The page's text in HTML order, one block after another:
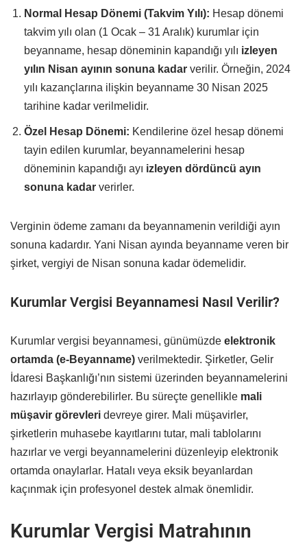
Normal Hesap Dönemi (Takvim Yılı): Hesap dönemi
takvim yılı olan (1 Ocak – 31 Aralık) kurumlar için
beyanname, hesap döneminin kapandığı yılı izleyen
yılın Nisan ayının sonuna kadar verilir. Örneğin, 2024
yılı kazançlarına ilişkin beyanname 30 Nisan 2025
tarihine kadar verilmelidir.
Özel Hesap Dönemi: Kendilerine özel hesap dönemi
tayin edilen kurumlar, beyannamelerini hesap
döneminin kapandığı ayı izleyen dördüncü ayın
sonuna kadar verirler.
Verginin ödeme zamanı da beyannamenin verildiği ayın
sonuna kadardır. Yani Nisan ayında beyanname veren bir
şirket, vergiyi de Nisan sonuna kadar ödemelidir.
Kurumlar Vergisi Beyannamesi Nasıl Verilir?
Kurumlar vergisi beyannamesi, günümüzde elektronik
ortamda (e-Beyanname) verilmektedir. Şirketler, Gelir
İdaresi Başkanlığı’nın sistemi üzerinden beyannamelerini
hazırlayıp gönderebilirler. Bu süreçte genellikle mali
müşavir görevleri devreye girer. Mali müşavirler,
şirketlerin muhasebe kayıtlarını tutar, mali tablolarını
hazırlar ve vergi beyannamelerini düzenleyip elektronik
ortamda onaylarlar. Hatalı veya eksik beyanlardan
kaçınmak için profesyonel destek almak önemlidir.
Kurumlar Vergisi Matrahının